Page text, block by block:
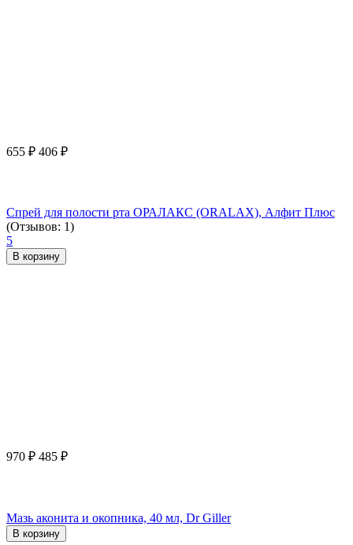
655 ₽ 406 ₽
Спрей для полости рта ОРАЛАКС (ORALAX), Алфит Плюс
(Отзывов: 1)
5
В корзину
970 ₽ 485 ₽
Мазь аконита и окопника, 40 мл, Dr Giller
В корзину